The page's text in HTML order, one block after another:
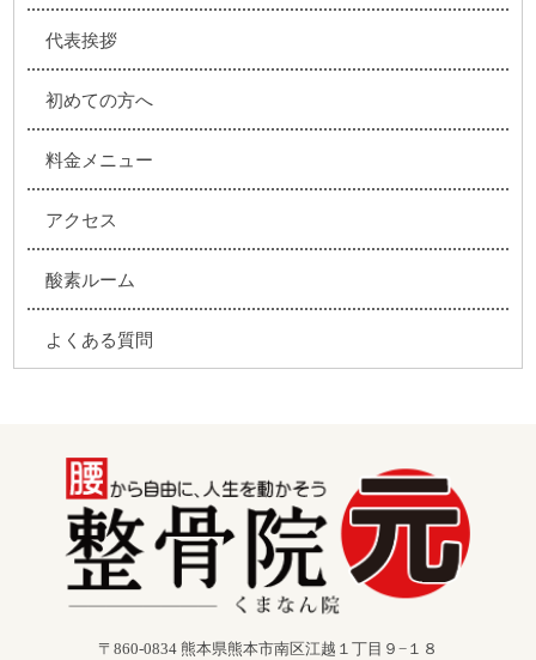
代表挨拶
初めての方へ
料金メニュー
アクセス
酸素ルーム
よくある質問
〒860-0834 熊本県熊本市南区江越１丁目９−１８